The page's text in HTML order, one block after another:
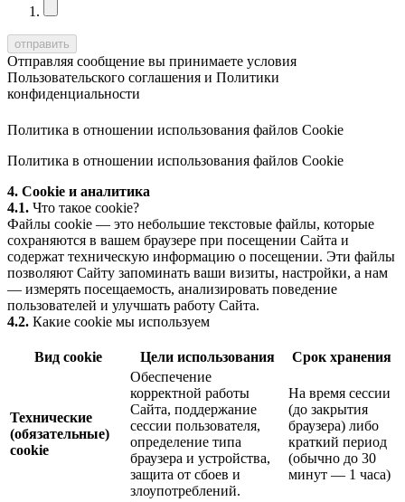
Отправляя сообщение вы принимаете условия
Пользовательского соглашения и Политики
конфиденциальности
Политика в отношении использования файлов Cookie
Политика в отношении использования файлов Cookie
4. Cookie и аналитика
4.1. Что такое cookie?
Файлы cookie — это небольшие текстовые файлы, которые
сохраняются в вашем браузере при посещении Сайта и
содержат техническую информацию о посещении. Эти файлы
позволяют Сайту запоминать ваши визиты, настройки, а нам
— измерять посещаемость, анализировать поведение
пользователей и улучшать работу Сайта.
4.2. Какие cookie мы используем
Вид cookie Цели использования Срок хранения
Технические
(обязательные)
cookie
Обеспечение
корректной работы
Сайта, поддержание
сессии пользователя,
определение типа
браузера и устройства,
защита от сбоев и
злоупотреблений.
На время сессии
(до закрытия
браузера) либо
краткий период
(обычно до 30
минут — 1 часа)